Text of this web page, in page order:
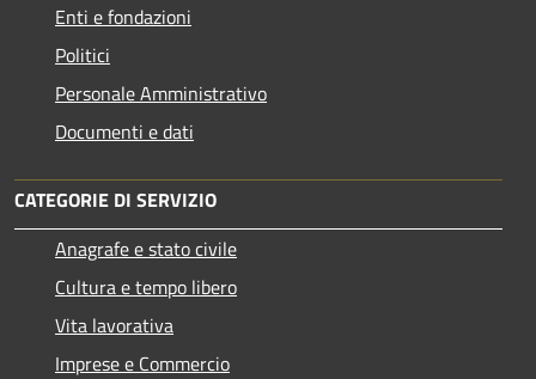
Enti e fondazioni
Politici
Personale Amministrativo
Documenti e dati
CATEGORIE DI SERVIZIO
Anagrafe e stato civile
Cultura e tempo libero
Vita lavorativa
Imprese e Commercio